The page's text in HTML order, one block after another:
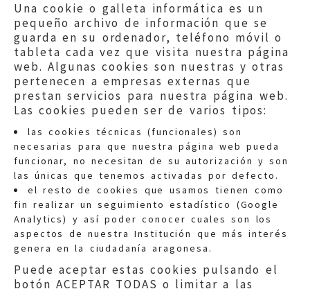
Una cookie o galleta informática es un
pequeño archivo de información que se
guarda en su ordenador, teléfono móvil o
tableta cada vez que visita nuestra página
web. Algunas cookies son nuestras y otras
pertenecen a empresas externas que
prestan servicios para nuestra página web.
Las cookies pueden ser de varios tipos:
las cookies técnicas (funcionales) son
necesarias para que nuestra página web pueda
funcionar, no necesitan de su autorización y son
las únicas que tenemos activadas por defecto.
el resto de cookies que usamos tienen como
fin realizar un seguimiento estadístico (Google
Analytics) y así poder conocer cuales son los
aspectos de nuestra Institución que más interés
genera en la ciudadanía aragonesa.
Puede aceptar estas cookies pulsando el
botón ACEPTAR TODAS o limitar a las
Quejas:quejas@eljusticiadearagon.es
Información general:
informacion@eljusticiadearagon.es
Teléfonos:900 210 210/